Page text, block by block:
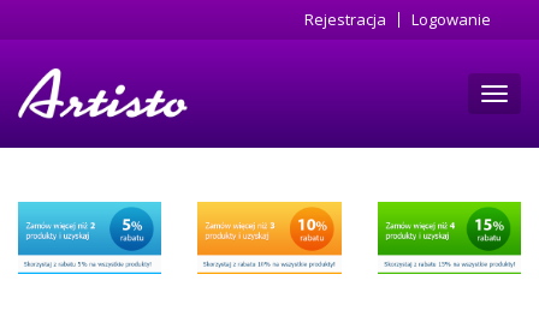
do
Rejestracja Logowanie